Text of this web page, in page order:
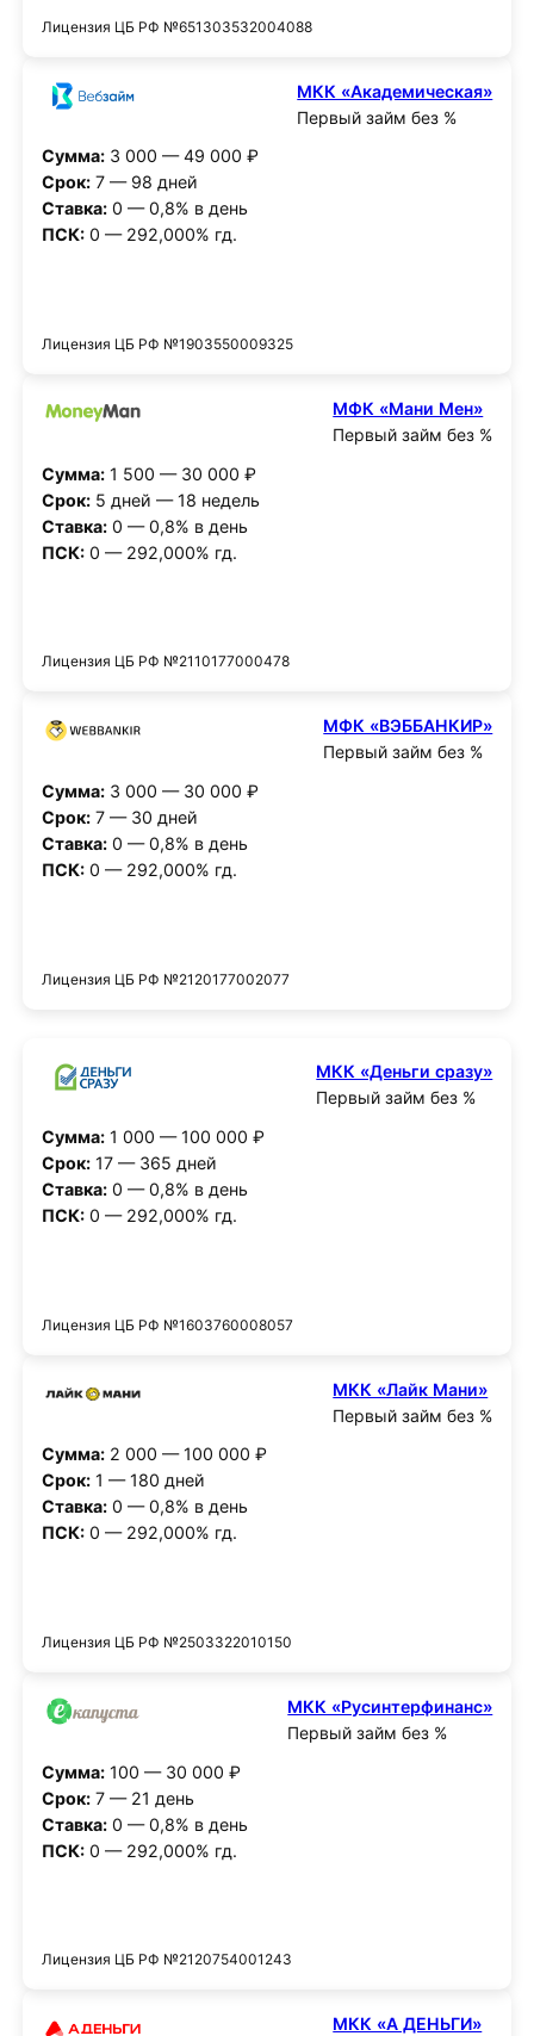
Лицензия ЦБ РФ №651303532004088
МКК «Академическая»
Первый займ без %
Сумма:3 000 — 49 000 ₽
Срок:7 — 98 дней
Ставка:0 — 0,8% в день
ПСК:0 — 292,000% гд.
Лицензия ЦБ РФ №1903550009325
МФК «Мани Мен»
Первый займ без %
Сумма:1 500 — 30 000 ₽
Срок:5 дней — 18 недель
Ставка:0 — 0,8% в день
ПСК:0 — 292,000% гд.
Лицензия ЦБ РФ №2110177000478
МФК «ВЭББАНКИР»
Первый займ без %
Сумма:3 000 — 30 000 ₽
Срок:7 — 30 дней
Ставка:0 — 0,8% в день
ПСК:0 — 292,000% гд.
Лицензия ЦБ РФ №2120177002077
МКК «Деньги сразу»
Первый займ без %
Сумма:1 000 — 100 000 ₽
Срок:17 — 365 дней
Ставка:0 — 0,8% в день
ПСК:0 — 292,000% гд.
Лицензия ЦБ РФ №1603760008057
МКК «Лайк Мани»
Первый займ без %
Сумма:2 000 — 100 000 ₽
Срок:1 — 180 дней
Ставка:0 — 0,8% в день
ПСК:0 — 292,000% гд.
Лицензия ЦБ РФ №2503322010150
МКК «Русинтерфинанс»
Первый займ без %
Сумма:100 — 30 000 ₽
Срок:7 — 21 день
Ставка:0 — 0,8% в день
ПСК:0 — 292,000% гд.
Лицензия ЦБ РФ №2120754001243
МКК «А ДЕНЬГИ»